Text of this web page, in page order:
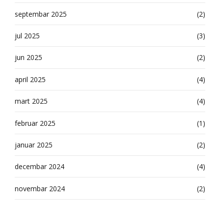
septembar 2025 (2)
jul 2025 (3)
jun 2025 (2)
april 2025 (4)
mart 2025 (4)
februar 2025 (1)
januar 2025 (2)
decembar 2024 (4)
novembar 2024 (2)